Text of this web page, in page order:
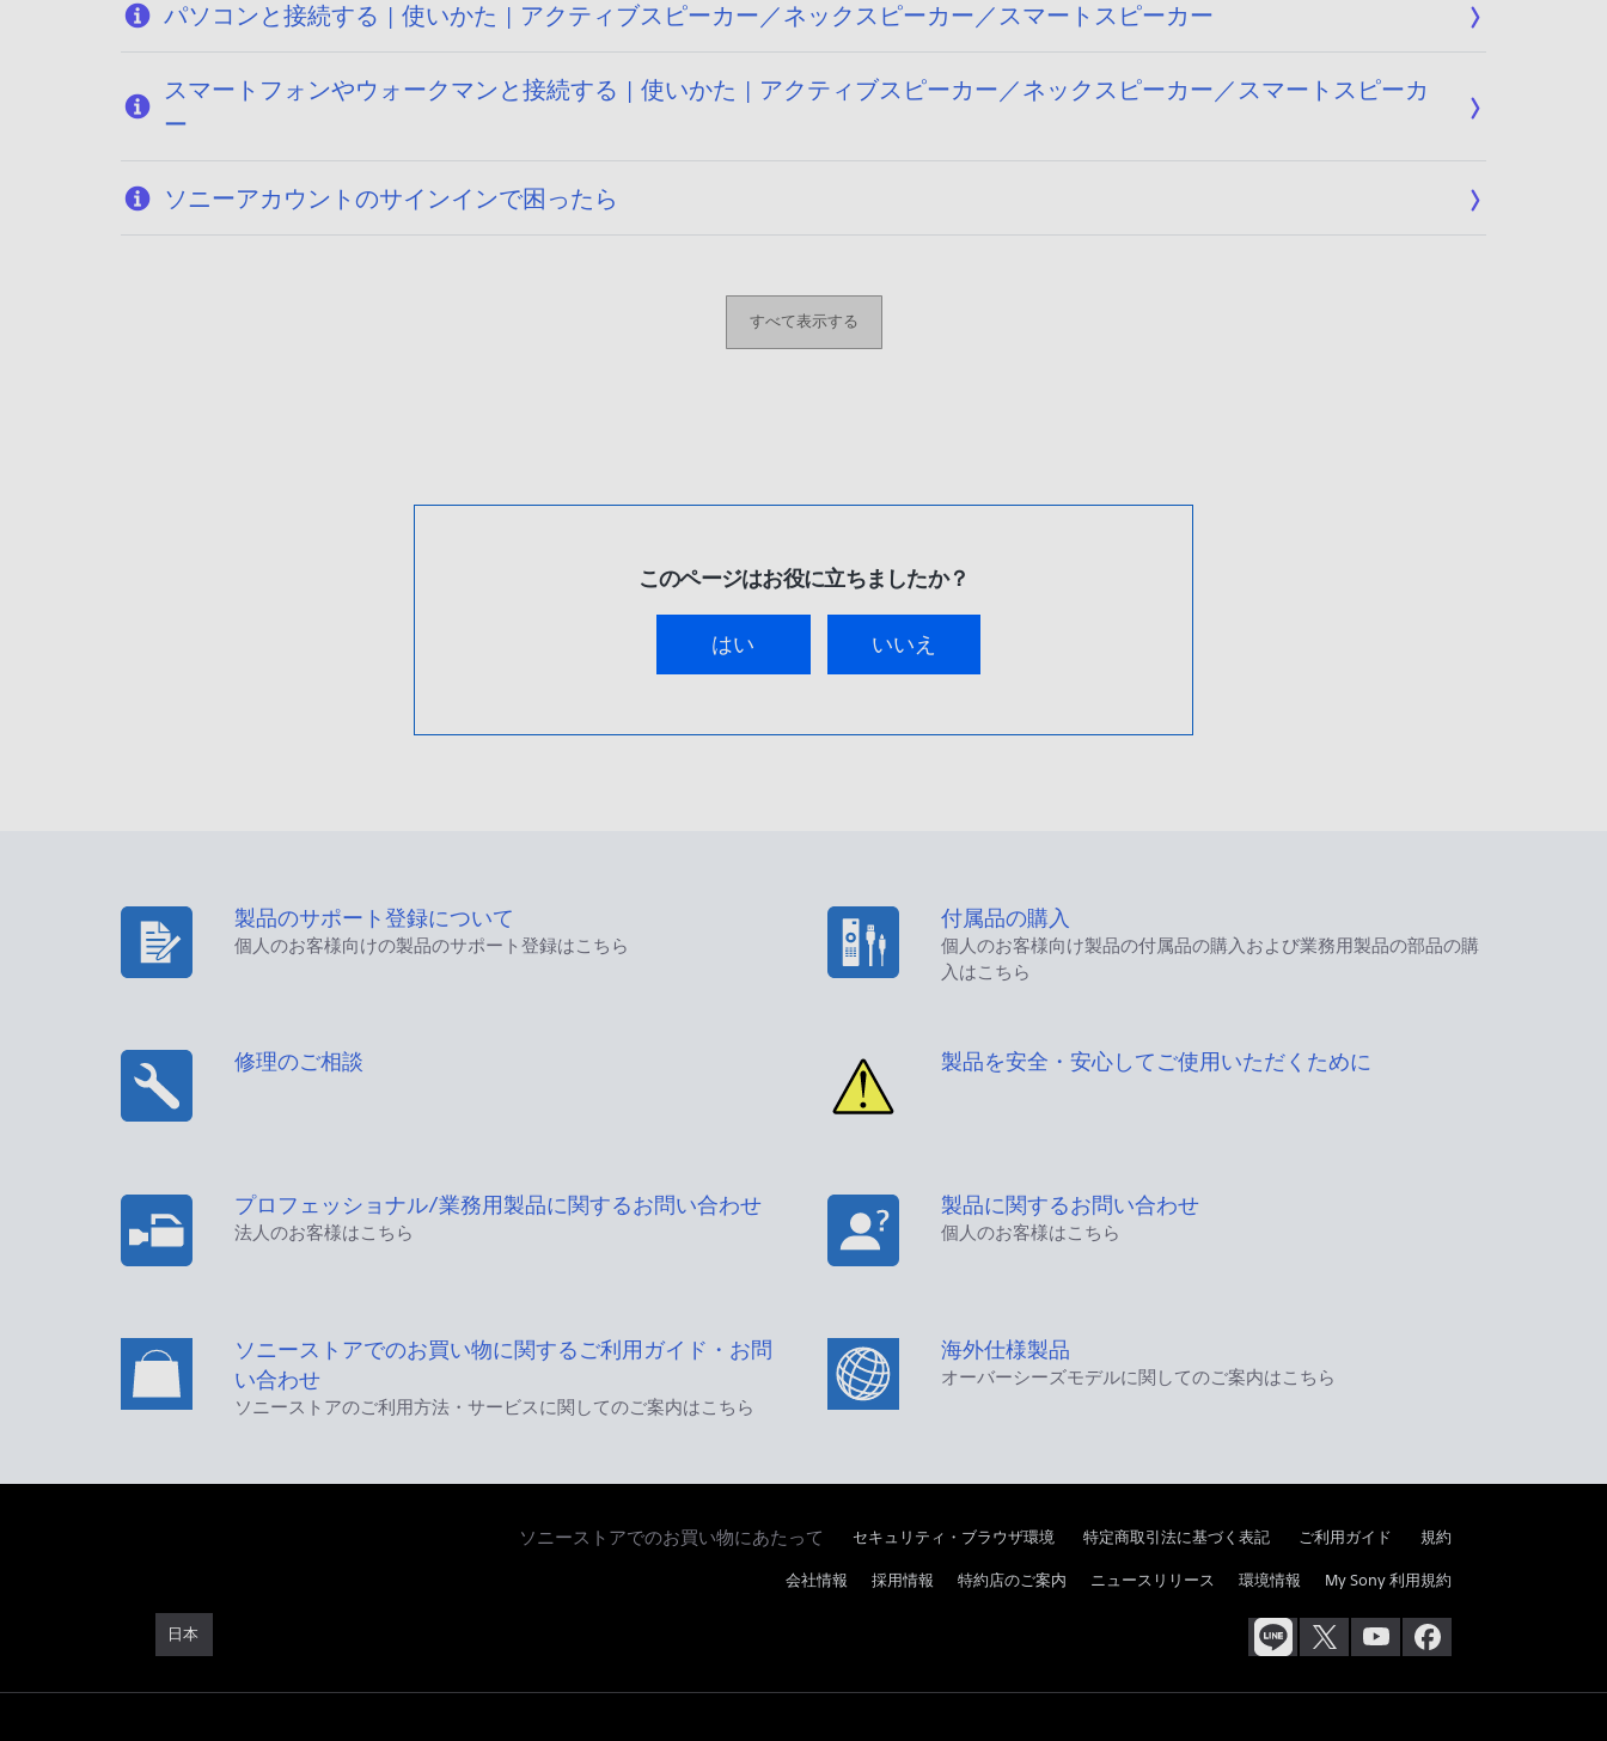
パソコンと接続する | 使いかた | アクティブスピーカー／ネックスピーカー／スマートスピーカー
スマートフォンやウォークマンと接続する | 使いかた | アクティブスピーカー／ネックスピーカー／スマートスピーカ
ー
ソニーアカウントのサインインで困ったら
すべて表示する
このページはお役に立ちましたか？
はい いいえ
製品のサポート登録について
個人のお客様向けの製品のサポート登録はこちら
付属品の購入
個人のお客様向け製品の付属品の購入および業務用製品の部品の購
入はこちら
修理のご相談 製品を安全・安心してご使用いただくために
プロフェッショナル/業務用製品に関するお問い合わせ
法人のお客様はこちら
製品に関するお問い合わせ
個人のお客様はこちら
ソニーストアでのお買い物に関するご利用ガイド・お問
い合わせ
ソニーストアのご利用方法・サービスに関してのご案内はこちら
海外仕様製品
オーバーシーズモデルに関してのご案内はこちら
ソニーストアでのお買い物にあたって セキュリティ・ブラウザ環境 特定商取引法に基づく表記 ご利用ガイド 規約
日本
会社情報 採用情報 特約店のご案内 ニュースリリース 環境情報 My Sony 利用規約